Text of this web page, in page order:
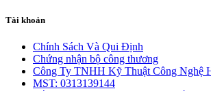
Tài khoản
Chính Sách Và Qui Định
Chứng nhận bộ công thương
Công Ty TNHH Kỹ Thuật Công Nghệ
MST: 0313139144